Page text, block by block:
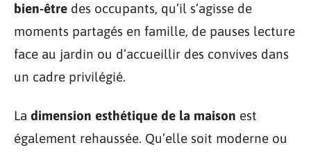
bien-être des occupants, qu’il s’agisse de
moments partagés en famille, de pauses lecture
face au jardin ou d’accueillir des convives dans
un cadre privilégié.
La dimension esthétique de la maison est
également rehaussée. Qu’elle soit moderne ou